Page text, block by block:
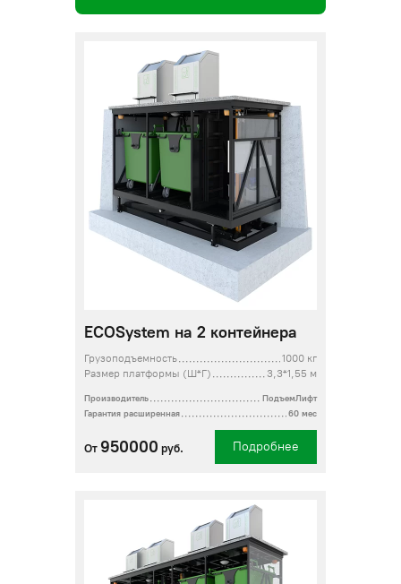
ECOSystem на 2 контейнера
Грузоподъемность
1000 кг
Размер платформы (Ш*Г)
3,3*1,55 м
Производитель
ПодъемЛифт
Гарантия расширенная
60 мес
От 950000 руб. Подробнее